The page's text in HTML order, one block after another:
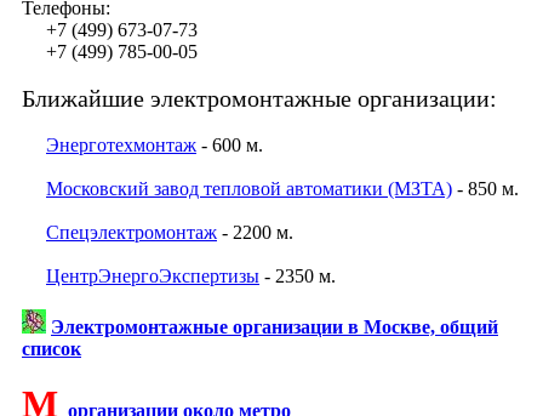
Телефоны:
+7 (499) 673-07-73
+7 (499) 785-00-05
Ближайшие электромонтажные организации:
Энерготехмонтаж - 600 м.
Московский завод тепловой автоматики (МЗТА) - 850 м.
Спецэлектромонтаж - 2200 м.
ЦентрЭнергоЭкспертизы - 2350 м.
Электромонтажные организации в Москве, общий
список
М организации около метро